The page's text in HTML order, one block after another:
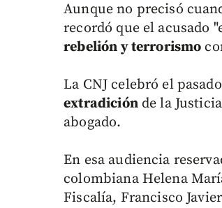
Aunque no precisó
recordó que el acusado
rebelión y terrorismo
La CNJ celebró el
extradiciónde la
abogado.
En esa audiencia
colombiana Helena
Fiscalía, Francisco